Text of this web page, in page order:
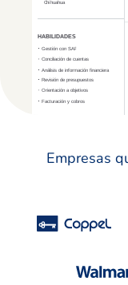
Empresas